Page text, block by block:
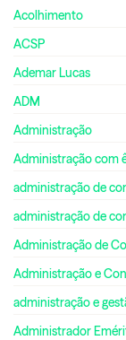
Acolhimento
ACSP
Ademar Lucas
ADM
Administração
Administração com
administração de
administração de
Administração de
Administração e
administração e
Administrador